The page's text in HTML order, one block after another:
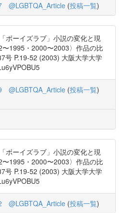
@LGBTQA_Article (投稿一覧)
ボーイズラブ」小説の変化と現
1995・2000〜2003〉作品の比
号 P.19-52 (2003) 大阪大学大学
@LGBTQA_Article (投稿一覧)
ボーイズラブ」小説の変化と現
1995・2000〜2003〉作品の比
号 P.19-52 (2003) 大阪大学大学
@LGBTQA_Article (投稿一覧)